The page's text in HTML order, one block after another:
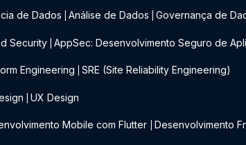
de Dados Análise de Dados Governança de
Security AppSec: Desenvolvimento Seguro de
Engineering SRE (Site Reliability Engineering)
UX Design
Mobile com Flutter Desenvolvimento